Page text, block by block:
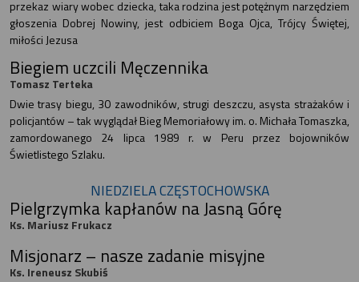
przekaz wiary wobec dziecka, taka rodzina jest potężnym narzędziem
głoszenia Dobrej Nowiny, jest odbiciem Boga Ojca, Trójcy Świętej,
miłości Jezusa
Biegiem uczcili Męczennika
Tomasz Terteka
Dwie trasy biegu, 30 zawodników, strugi deszczu, asysta strażaków i
policjantów – tak wyglądał Bieg Memoriałowy im. o. Michała Tomaszka,
zamordowanego 24 lipca 1989 r. w Peru przez bojowników
Świetlistego Szlaku.
NIEDZIELA CZĘSTOCHOWSKA
Pielgrzymka kapłanów na Jasną Górę
Ks. Mariusz Frukacz
Misjonarz – nasze zadanie misyjne
Ks. Ireneusz Skubiś